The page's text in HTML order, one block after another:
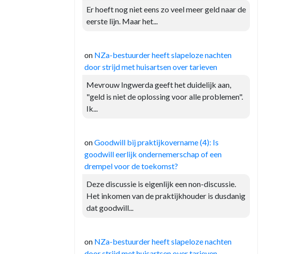
Er hoeft nog niet eens zo veel meer geld naar de
eerste lijn. Maar het...
on NZa-bestuurder heeft slapeloze nachten
door strijd met huisartsen over tarieven
Mevrouw Ingwerda geeft het duidelijk aan,
"geld is niet de oplossing voor alle problemen".
Ik...
onGoodwill bij praktijkovername (4): Is
goodwill eerlijk ondernemerschap of een
drempel voor de toekomst?
Deze discussie is eigenlijk een non-discussie.
Het inkomen van de praktijkhouder is dusdanig
dat goodwill...
on NZa-bestuurder heeft slapeloze nachten